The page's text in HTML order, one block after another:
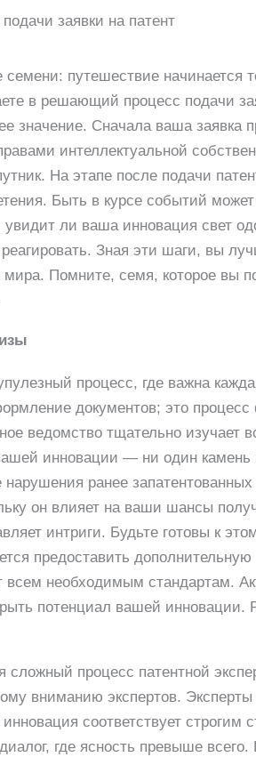
заявки на патент
путешествие начинается
в решающий процесс подачи
значение. Сначала ваша заявка
интеллектуальной
На этапе после подачи
Быть в курсе событий может
ли ваша инновация свет
Зная эти шаги, вы
мира. Помните, семя, которое вы
процесс, где важна
документов; это
ведомство тщательно изучает
инновации — ни один
ранее
он влияет на ваши шансы
интриги. Будьте готовы к
предоставить
всем необходимым стандартам.
потенциал вашей инновации.
сложный процесс патентной
вниманию экспертов.
соответствует строгим
где ясность превыше всего.